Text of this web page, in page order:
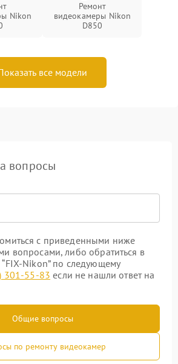
Nikon
Ремонт
видеокамеры Nikon
D850
все модели
вопросы
с приведенными ниже
вопросами, либо обратиться в
Nikon” по следующему
301-55-83 если не нашли ответ на
Общие вопросы
по ремонту видеокамер